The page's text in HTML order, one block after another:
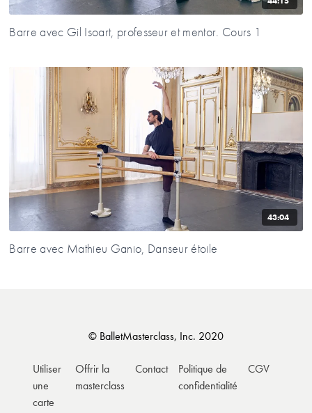
Barre avec Gil Isoart, professeur et mentor. Cours 1
43:04
Barre avec Mathieu Ganio, Danseur étoile
© BalletMasterclass, Inc. 2020
Utiliser
une
carte
Offrir la
masterclass
Contact
Politique de
confidentialité
CGV